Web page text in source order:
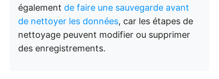
également de faire une sauvegarde avant
de nettoyer les données, car les étapes de
nettoyage peuvent modifier ou supprimer
des enregistrements.